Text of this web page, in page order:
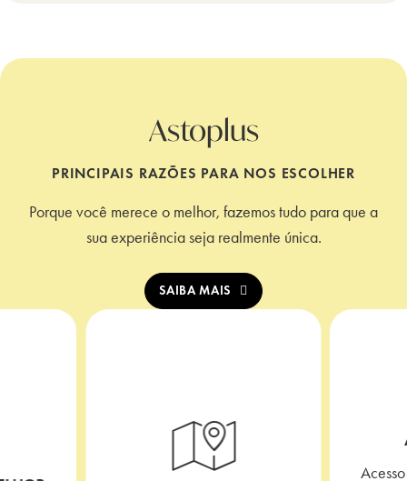
Astoplus
PRINCIPAIS RAZÕES PARA NOS ESCOLHER
Porque você merece o melhor, fazemos tudo para que a
sua experiência seja realmente única.
SAIBA MAIS